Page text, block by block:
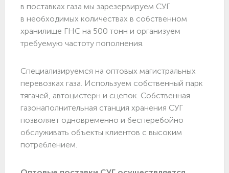
в поставках газа мы зарезервируем СУГ
в необходимых количествах в собственном
хранилище ГНС на 500 тонн и организуем
требуемую частоту пополнения.
Специализируемся на оптовых магистральных
перевозках газа. Используем собственный парк
тягачей, автоцистерн и сцепок. Собственная
газонаполнительная станция хранения СУГ
позволяет одновременно и бесперебойно
обслуживать объекты клиентов с высоким
потреблением.